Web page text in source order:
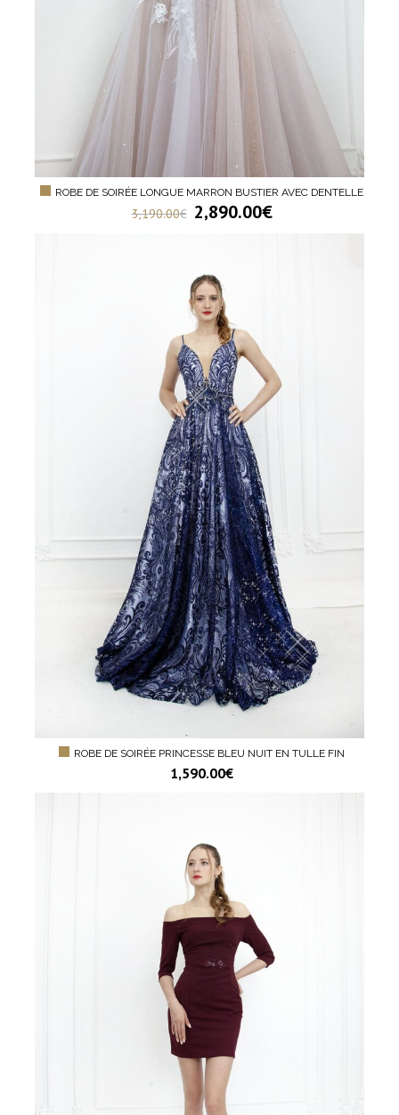
ROBE DE SOIRÉE LONGUE MARRON BUSTIER AVEC DENTELLE
3,190.00€ 2,890.00€
ROBE DE SOIRÉE PRINCESSE BLEU NUIT EN TULLE FIN
1,590.00€